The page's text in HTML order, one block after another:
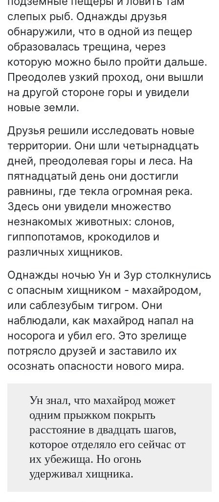
слепых рыб. Однажды друзья
обнаружили, что в одной из пещер
образовалась трещина, через
которую можно было пройти дальше.
Преодолев узкий проход, они вышли
на другой стороне горы и увидели
новые земли.
Друзья решили исследовать новые
территории. Они шли четырнадцать
дней, преодолевая горы и леса. На
пятнадцатый день они достигли
равнины, где текла огромная река.
Здесь они увидели множество
незнакомых животных: слонов,
гиппопотамов, крокодилов и
различных хищников.
Однажды ночью Ун и Зур столкнулись
с опасным хищником - махайродом,
или саблезубым тигром. Они
наблюдали, как махайрод напал на
носорога и убил его. Это зрелище
потрясло друзей и заставило их
осознать опасности нового мира.
Ун знал, что махайрод может
одним прыжком покрыть
расстояние в двадцать шагов,
которое отделяло его сейчас от
их убежища. Но огонь
удерживал хищника.